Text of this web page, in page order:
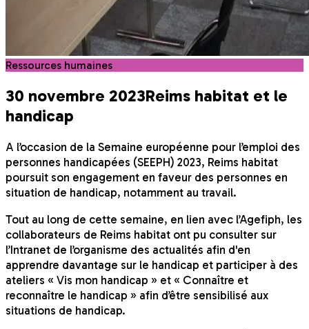
Ressources humaines
30 novembre 2023Reims habitat et le
handicap
A l’occasion de la Semaine européenne pour l’emploi des
personnes handicapées (SEEPH) 2023, Reims habitat
poursuit son engagement en faveur des personnes en
situation de handicap, notamment au travail.
Tout au long de cette semaine, en lien avec l’Agefiph, les
collaborateurs de Reims habitat ont pu consulter sur
l’Intranet de l’organisme des actualités afin d'en
apprendre davantage sur le handicap et participer à des
ateliers « Vis mon handicap » et « Connaître et
reconnaître le handicap » afin d’être sensibilisé aux
situations de handicap.